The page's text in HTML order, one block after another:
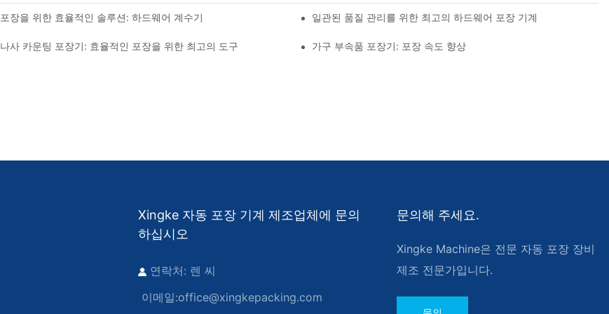
포장을 위한 효율적인 솔루션: 하드웨어 계수기 일관된 품질 관리를 위한 최고의 하드웨어 포장 기계
나사 카운팅 포장기: 효율적인 포장을 위한 최고의 도구 가구 부속품 포장기: 포장 속도 향상
Xingke 자동 포장 기계 제조업체에 문의
하십시오
연락처: 렌 씨
이메일:office@xingkepacking.com
문의해 주세요.
Xingke Machine은 전문 자동 포장 장비
제조 전문가입니다.